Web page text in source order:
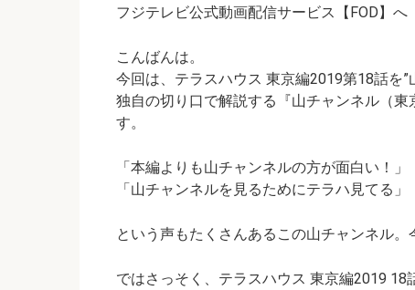
o
o
k
t
t
n
A
p
n
フジテレビ公式動画配信サービス【FOD】へ
こんばんは。
今回は、テラスハウス 東京編2019第18話を
独自の切り口で解説する 『山チャンネル（
す。
「本編よりも山チャンネルの方が面白い！」
「山チャンネルを見るためにテラハ見てる」
という声もたくさんあるこの山チャンネル
ではさっそく、テラスハウス 東京編2019 18